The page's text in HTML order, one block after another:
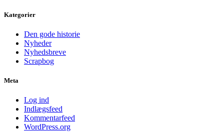
Kategorier
Den gode historie
Nyheder
Nyhedsbreve
Scrapbog
Meta
Log ind
Indlægsfeed
Kommentarfeed
WordPress.org